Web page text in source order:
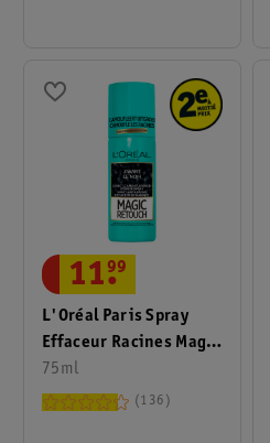
L'Oréal Paris Spray
Effaceur Racines Magic
Retouch Le Noir
75ml
11.
99
136